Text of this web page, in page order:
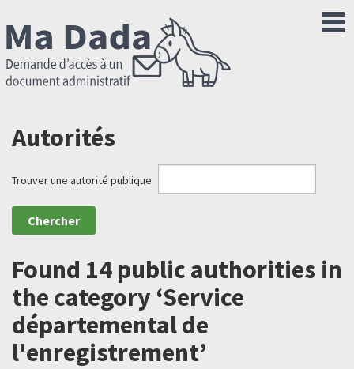
Autorités
Trouver une autorité publique
Found 14 public authorities in
the category ‘Service
départemental de
l'enregistrement’